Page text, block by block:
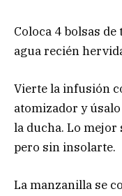
Coloca 4 bolsas
agua recién
Vierte la infusión
atomizador y
la ducha. Lo mejor
pero sin insolarte.
La manzanilla se